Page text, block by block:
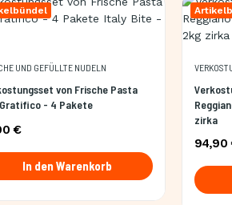
UND GEFÜLLTE NUDELN
von Frische Pasta
- 4 Pakete
€
In den Warenkorb
zirka
94,90